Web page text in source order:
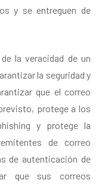
y se entreguen de
la veracidad de un
la seguridad y
que el correo
protege a los
y protege la
de correo
de autenticación de
que sus correos